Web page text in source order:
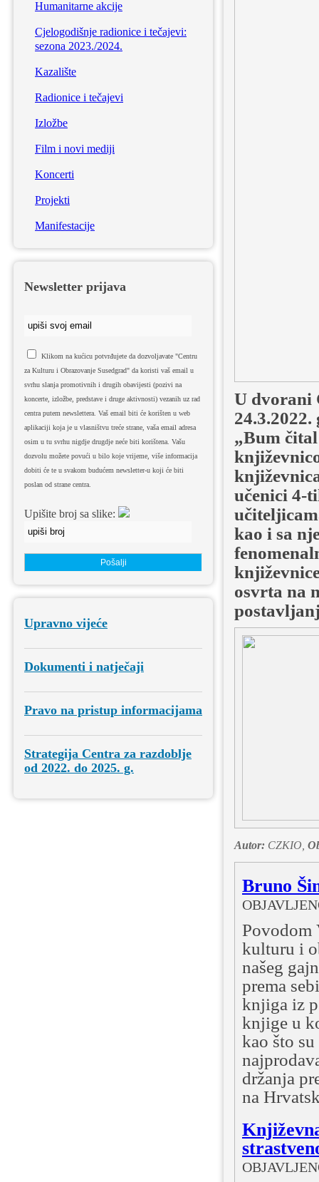
Humanitarne akcije
Cjelogodišnje radionice i tečajevi:
sezona 2023./2024.
Kazalište
Radionice i tečajevi
Izložbe
Film i novi mediji
Koncerti
Projekti
Manifestacije
Newsletter prijava
Klikom na kućicu potvrđujete da dozvoljavate "Centru
za Kulturu i Obrazovanje Susedgrad" da koristi vaš email u
svrhu slanja promotivnih i drugih obavijesti (pozivi na
koncerte, izložbe, predstave i druge aktivnosti) vezanih uz rad
centra putem newslettera. Vaš email biti će korišten u web
aplikaciji koja je u vlasništvu treće strane, vaša email adresa
osim u tu svrhu nigdje drugdje neće biti korištena. Vašu
dozvolu možete povući u bilo koje vrijeme, više informacija
dobiti će te u svakom budućem newsletter-u koji će biti
poslan od strane centra.
Upišite broj sa slike:
Upravno vijeće
Dokumenti i natječaji
Pravo na pristup informacijama
Strategija Centra za razdoblje
od 2022. do 2025. g.
U dvorani
„Bum
učenici 4-
kao i sa
osvrta na
Autor: CZKIO,
Bruno
Povodom
kulturu i
našeg
prema
knjiga iz
knjige u
kao što
držanja
na